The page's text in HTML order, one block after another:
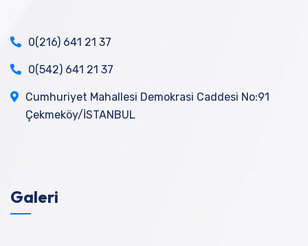
0(216) 641 21 37
0(542) 641 21 37
Cumhuriyet Mahallesi Demokrasi Caddesi No:91
Çekmeköy/İSTANBUL
Galeri